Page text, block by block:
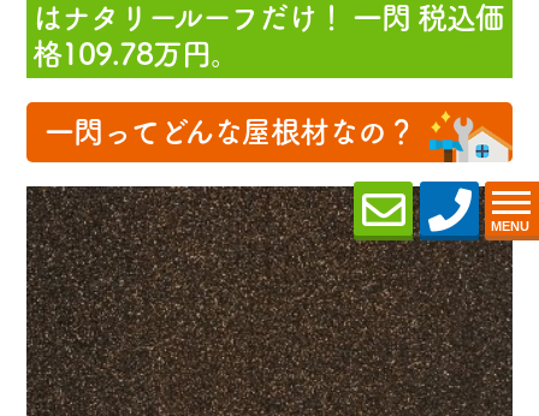
MENU
はナタリールーフだけ！ 一閃 税込価
格109.78万円。
一閃ってどんな屋根材なの？